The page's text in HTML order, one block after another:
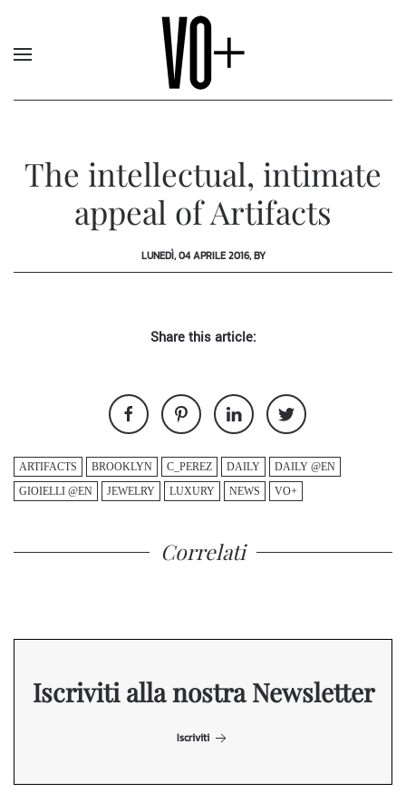
The intellectual, intimate
appeal of Artifacts
LUNEDÌ, 04 APRILE 2016, BY
Share this article:
ARTIFACTS BROOKLYN C_PEREZ DAILY
DAILY @EN
GIOIELLI @EN
JEWELRY LUXURY NEWS VO+
Correlati
Iscriviti alla nostra Newsletter
Iscriviti